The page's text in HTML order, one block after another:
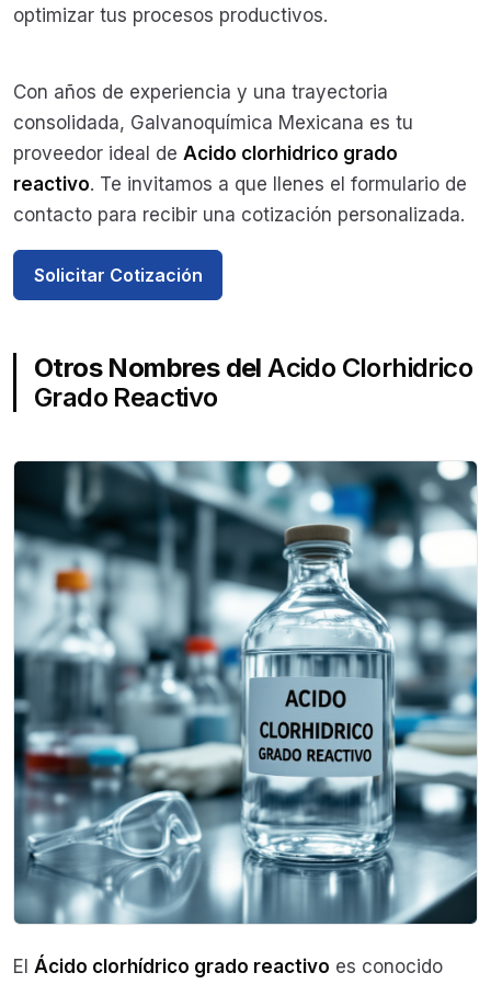
optimizar tus procesos productivos.
Con años de experiencia y una trayectoria
consolidada, Galvanoquímica Mexicana es tu
proveedor ideal de Acido clorhidrico grado
reactivo. Te invitamos a que llenes el formulario de
contacto para recibir una cotización personalizada.
Solicitar Cotización
Otros Nombres del Acido Clorhidrico
Grado Reactivo
El Ácido clorhídrico grado reactivo es conocido